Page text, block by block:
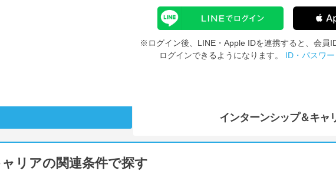
※ログイン後、LINE・Apple IDを連携すると、会員
ログインできるようになります。 ID・パスワ
インターンシップ＆キャ
リアの関連条件で探す